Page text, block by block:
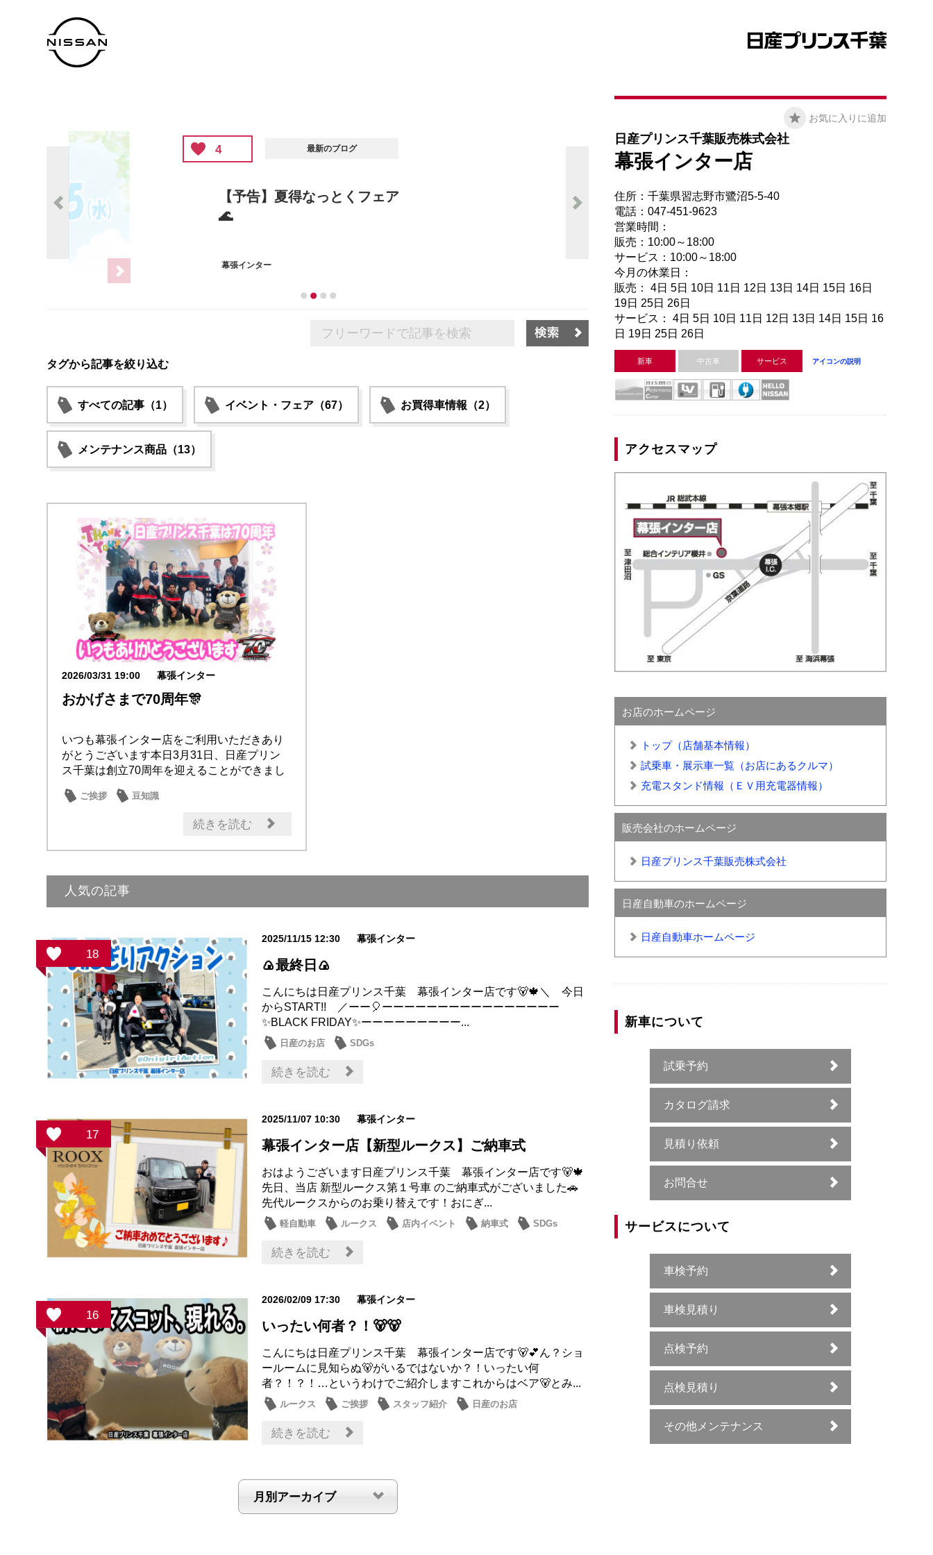
4 最新のブログ
【予告】夏得なっとくフェア
タグから記事を絞り込む
すべての記事（1） イベント・フェア（67） お買得車情報（2）
メンテナンス商品（13）
2026/03/31 19:00 幕張インター
おかげさまで70周年🎊
いつも幕張インター店をご利用いただきあり
がとうございます本日3月31日、日産プリン
ス千葉は創立70周年を迎えることができまし
ご挨拶 豆知識
続きを読む
人気の記事
18
2025/11/15 12:30 幕張インター
🍙最終日🍙
こんにちは日産プリンス千葉 幕張インター店です🐻🍁＼ 今日
からSTART!! ／ーー🎈ーーーーーーーーーーーーーーーー
✨BLACK FRIDAY✨ーーーーーーーーー...
日産のお店 SDGs
続きを読む
17
2025/11/07 10:30 幕張インター
幕張インター店【新型ルークス】ご納車式
おはようございます日産プリンス千葉 幕張インター店です🐻🍁
先日、当店 新型ルークス第１号車 のご納車式がございました🚗
先代ルークスからのお乗り替えです！​​​おにぎ...
軽自動車 ルークス 店内イベント 納車式 SDGs
続きを読む
16
2026/02/09 17:30 幕張インター
いったい何者？！🐻🐻
こんにちは日産プリンス千葉 幕張インター店です🐻💕ん？ショ
ールームに見知らぬ🐻がいるではないか？！いったい何
者？！？！…というわけでご紹介しますこれからはベア🐻とみ...
ルークス ご挨拶 スタッフ紹介 日産のお店
続きを読む
お気に入りに追加
日産プリンス千葉販売株式会社
幕張インター店
住所：千葉県習志野市鷺沼5-5-40
電話：047-451-9623
営業時間：
販売：10:00～18:00
サービス：10:00～18:00
今月の休業日：
販売： 4日 5日 10日 11日 12日 13日 14日 15日 16日
19日 25日 26日
サービス： 4日 5日 10日 11日 12日 13日 14日 15日 16
日 19日 25日 26日
新車 中古車 サービス アイコンの説明
アクセスマップ
お店のホームページ
トップ（店舗基本情報）
試乗車・展示車一覧（お店にあるクルマ）
充電スタンド情報（ＥＶ用充電器情報）
販売会社のホームページ
日産プリンス千葉販売株式会社
日産自動車のホームページ
日産自動車ホームページ
新車について
試乗予約
カタログ請求
見積り依頼
お問合せ
サービスについて
車検予約
車検見積り
点検予約
点検見積り
その他メンテナンス